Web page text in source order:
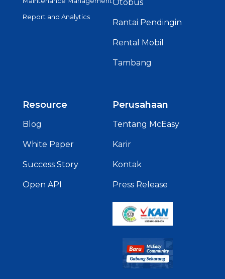
Report and Analytics
Otobus
Rantai Pendingin
Rental Mobil
Tambang
Resource
Blog
White Paper
Success Story
Open API
Perusahaan
Tentang McEasy
Karir
Kontak
Press Release